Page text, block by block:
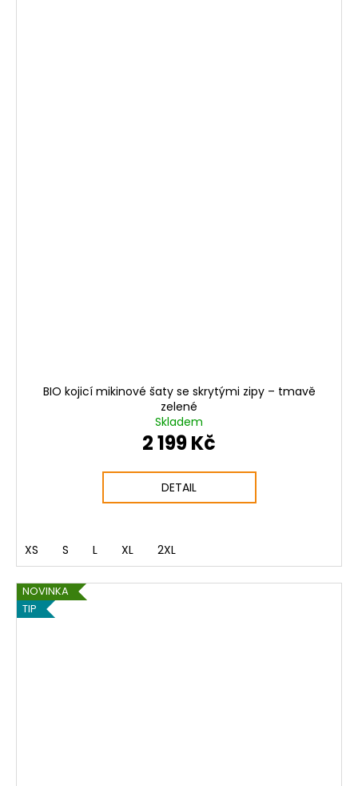
BIO kojicí mikinové šaty se skrytými zipy – tmavě
zelené
Skladem
2 199 Kč
DETAIL
XS S L XL 2XL
NOVINKA
TIP